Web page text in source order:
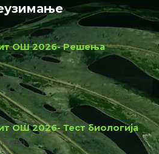
ОШ 2026- Решења
ОШ 2026- Тест биологија